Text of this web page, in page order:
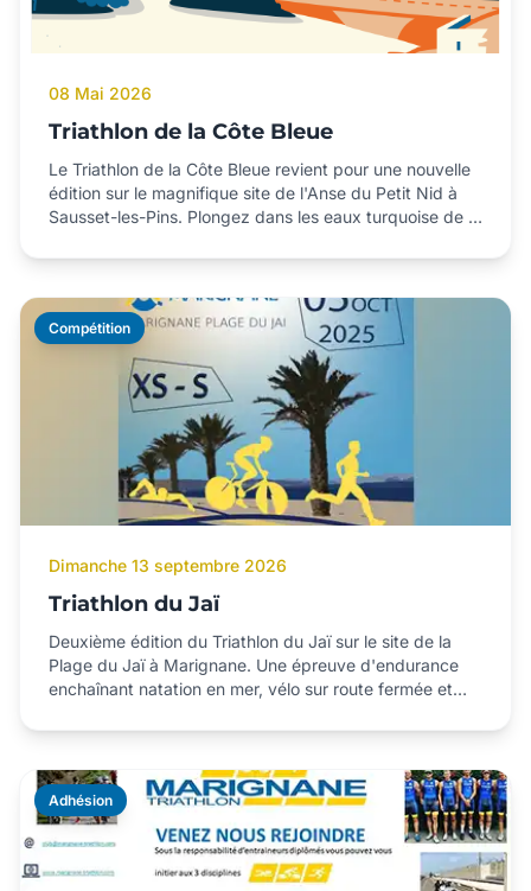
08 Mai 2026
Triathlon de la Côte Bleue
Le Triathlon de la Côte Bleue revient pour une nouvelle
édition sur le magnifique site de l'Anse du Petit Nid à
Sausset-les-Pins. Plongez dans les eaux turquoise de la
Côte Bleue et courez le long du littoral provençal.
Compétition
Dimanche 13 septembre 2026
Triathlon du Jaï
Deuxième édition du Triathlon du Jaï sur le site de la
Plage du Jaï à Marignane. Une épreuve d'endurance
enchaînant natation en mer, vélo sur route fermée et
XS et S, en individuel ou en relais.
Adhésion